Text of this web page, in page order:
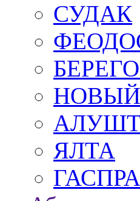
СУДАК
ЯЛТА
ГАСПРА